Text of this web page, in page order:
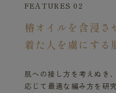
FEATURES 02
椿オイルを含浸さ
着た人を虜にする
肌への接し方を考えぬき
応じて最適な編み方を研究